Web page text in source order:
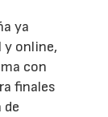
ya
y online,
con
finales
de